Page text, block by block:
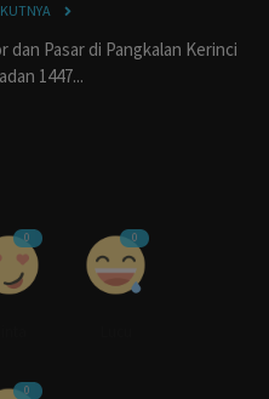
Pasar di Pangkalan Kerinci
1447...
0 0
0